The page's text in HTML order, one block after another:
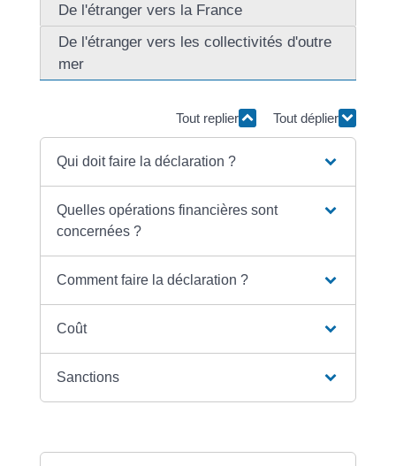
De l'étranger vers la France
De l'étranger vers les collectivités d'outre
mer
Tout replier Tout déplier
Qui doit faire la déclaration ?
Quelles opérations financières sont
concernées ?
Comment faire la déclaration ?
Coût
Sanctions